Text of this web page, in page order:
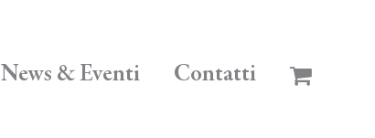
News & Eventi Contatti